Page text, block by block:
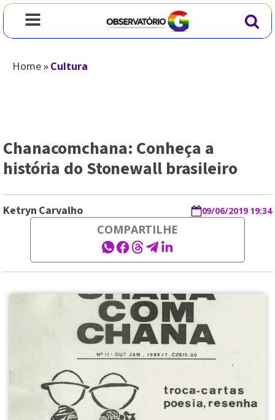
Home»Cultura
Chanacomchana: Conheça a
história do Stonewall brasileiro
Ketryn Carvalho 09/06/2019 19:34
COMPARTILHE